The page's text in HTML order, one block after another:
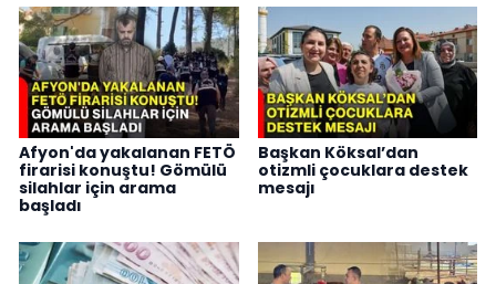
Afyon'da yakalanan FETÖ
firarisi konuştu! Gömülü
silahlar için arama
başladı
Başkan Köksal’dan
otizmli çocuklara destek
mesajı